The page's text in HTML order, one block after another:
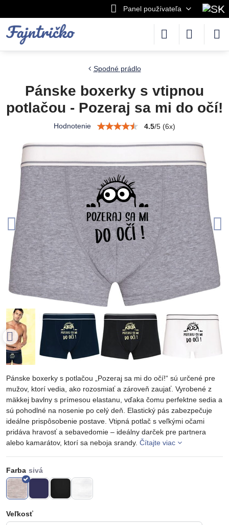
Panel používateľa
Spodné prádlo
Pánske boxerky s vtipnou
potlačou - Pozeraj sa mi do očí!
Hodnotenie 4.5/5 (6x)
Pánske boxerky s potlačou „Pozeraj sa mi do očí!“ sú určené pre
mužov, ktorí vedia, ako rozosmiať a zároveň zaujať. Vyrobené z
mäkkej bavlny s prímesou elastanu, vďaka čomu perfektne sedia a
sú pohodlné na nosenie po celý deň. Elastický pás zabezpečuje
ideálne prispôsobenie postave. Vtipná potlač s veľkými očami
pridáva hravosť a sebavedomie – ideálny darček pre partnera
alebo kamarátov, ktorí sa neboja srandy. Čítajte viac
Farba
Veľkosť